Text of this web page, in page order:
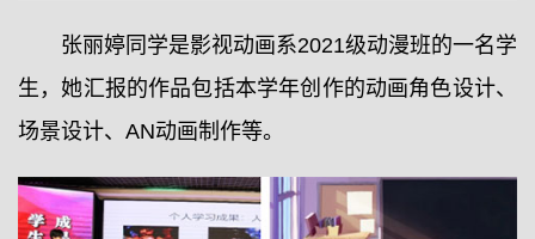
张丽婷同学是影视动画系2021级动漫班的一名学
生，她汇报的作品包括本学年创作的动画角色设计、
场景设计、AN动画制作等。